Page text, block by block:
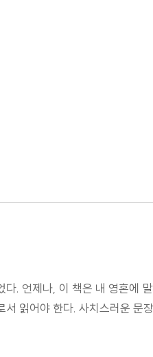
. 언제나, 이 책은 내 영혼에
읽어야 한다. 사치스러운